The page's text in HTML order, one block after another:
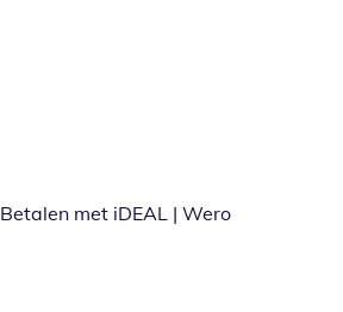
Betalen met iDEAL | Wero